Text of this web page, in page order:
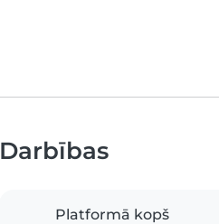
Darbības
Platformā kopš